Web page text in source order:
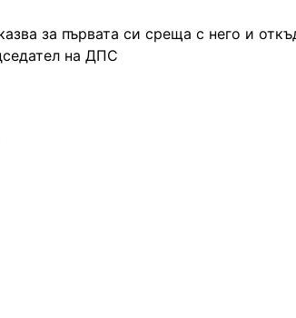
за първата си среща с него и
на ДПС